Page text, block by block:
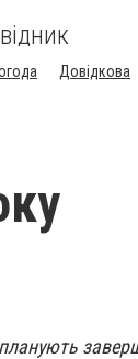
Довідкова